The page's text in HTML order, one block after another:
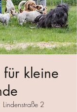
kleine
Lindenstraße 2